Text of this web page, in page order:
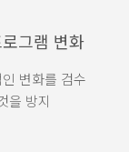
그램 변화
변화를 검수
을 방지